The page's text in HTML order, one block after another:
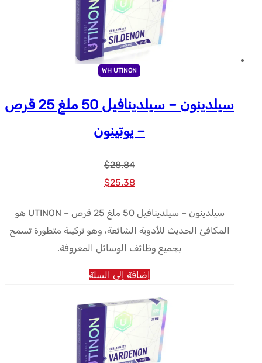
WH UTINON
سيلدينون – سيلدينافيل 50 ملغ 25 قرص
– يوتينون
$28.84
السعر
كان:
$28.84.
$25.38 السعر
هو:
$25.38.
سيلدينون – سيلدينافيل 50 ملغ 25 قرص – UTINON هو
المكافئ الحديث للأدوية الشائعة، وهو تركيبة متطورة تسمح
بجميع وظائف الوسائل المعروفة.
إضافة إلى السلة